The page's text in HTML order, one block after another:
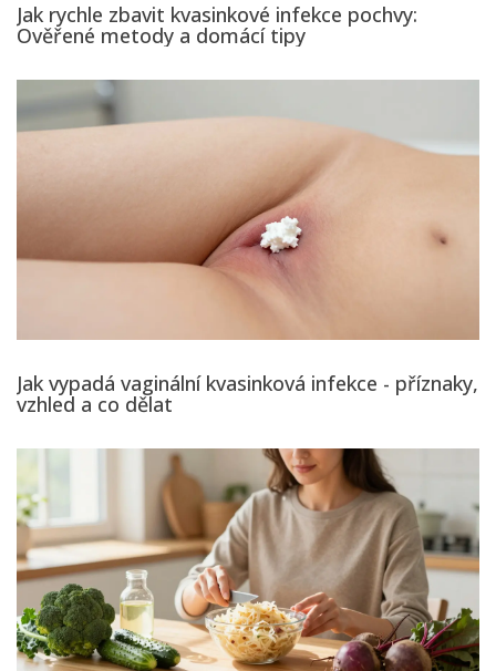
Jak rychle zbavit kvasinkové infekce pochvy:
Ověřené metody a domácí tipy
Jak vypadá vaginální kvasinková infekce - příznaky,
vzhled a co dělat